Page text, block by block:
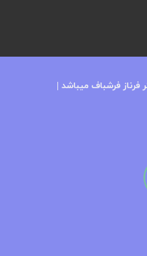
فرشباف میباشد​​​​​​​ |